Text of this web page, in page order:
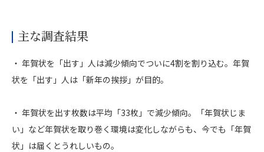
主な調査結果
・ 年賀状を「出す」人は減少傾向でついに4割を割り込む。年賀
状を「出す」人は「新年の挨拶」が目的。
・ 年賀状を出す枚数は平均「33枚」で減少傾向。「年賀状じま
い」など年賀状を取り巻く環境は変化しながらも、今でも「年賀
状」は届くとうれしいもの。